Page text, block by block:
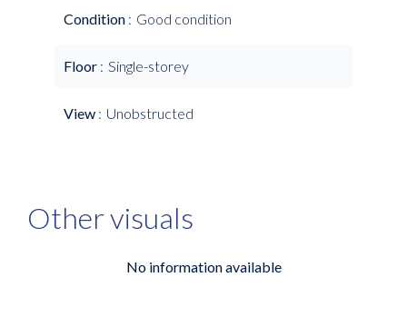
Condition Good condition
Floor Single-storey
View Unobstructed
Other visuals
No information available